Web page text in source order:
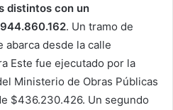
distintos con un
. Un tramo de
abarca desde la calle
Este fue ejecutado por la
Ministerio de Obras Públicas
$436.230.426. Un segundo